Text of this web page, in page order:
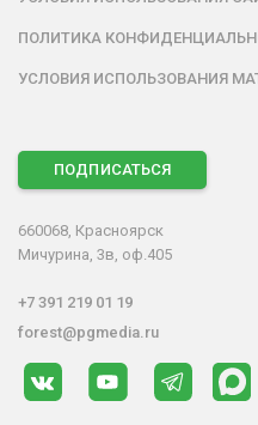
ПОЛИТИКА
УСЛОВИЯ ИСПОЛЬЗОВАНИЯ
ПОДПИСАТЬСЯ
660068, Красноярск
Мичурина, 3в, оф.405
+7 391 219 01 19
forest@pgmedia.ru